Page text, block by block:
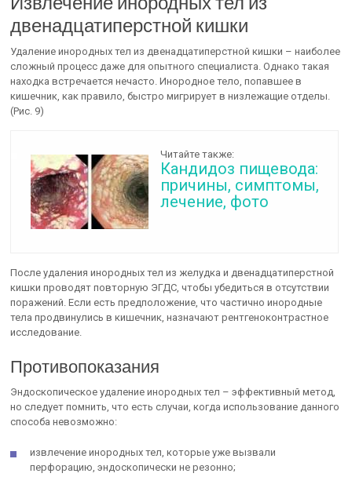
двенадцатиперстной кишки
Удаление инородных тел из двенадцатиперстной кишки – наиболее
сложный процесс даже для опытного специалиста. Однако такая
находка встречается нечасто. Инородное тело, попавшее в
кишечник, как правило, быстро мигрирует в низлежащие отделы.
(Рис. 9)
Читайте также:
Кандидоз пищевода:
причины, симптомы,
лечение, фото
После удаления инородных тел из желудка и двенадцатиперстной
кишки проводят повторную ЭГДС, чтобы убедиться в отсутствии
поражений. Если есть предположение, что частично инородные
тела продвинулись в кишечник, назначают рентгеноконтрастное
исследование.
Противопоказания
Эндоскопическое удаление инородных тел – эффективный метод,
но следует помнить, что есть случаи, когда использование данного
способа невозможно:
извлечение инородных тел, которые уже вызвали
перфорацию, эндоскопически не резонно;